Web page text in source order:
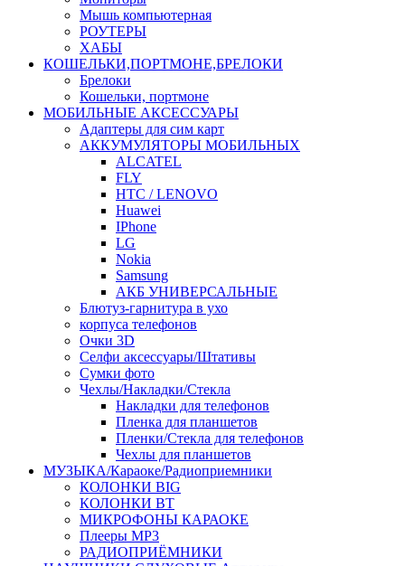
Мышь компьютерная
РОУТЕРЫ
ХАБЫ
КОШЕЛЬКИ,ПОРТМОНЕ,БРЕЛОКИ
Брелоки
Кошельки, портмоне
МОБИЛЬНЫЕ АКСЕССУАРЫ
Адаптеры для сим карт
АККУМУЛЯТОРЫ МОБИЛЬНЫХ
ALCATEL
FLY
HTC / LENOVO
Huawei
IPhone
LG
Nokia
Samsung
АКБ УНИВЕРСАЛЬНЫЕ
Блютуз-гарнитура в ухо
корпуса телефонов
Очки 3D
Селфи аксессуары/Штативы
Сумки фото
Чехлы/Накладки/Стекла
Накладки для телефонов
Пленка для планшетов
Пленки/Стекла для телефонов
Чехлы для планшетов
МУЗЫКА/Караоке/Радиоприемники
КОЛОНКИ BIG
КОЛОНКИ BT
МИКРОФОНЫ КАРАОКЕ
Плееры MP3
РАДИОПРИЁМНИКИ